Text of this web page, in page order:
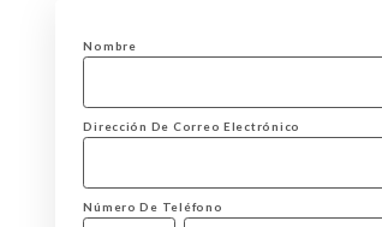
Nombre
Dirección De Correo Electrónico
Número De Teléfono